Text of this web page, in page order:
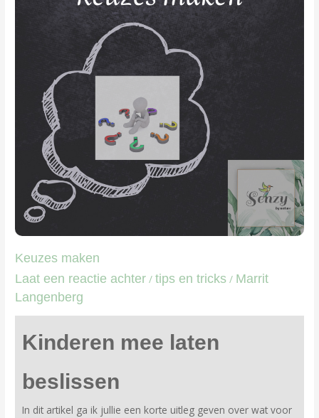
Keuzes maken
Laat een reactie achter /tips en tricks / Marrit
Langenberg
Kinderen mee laten
beslissen
In dit artikel ga ik jullie een korte uitleg geven over wat voor